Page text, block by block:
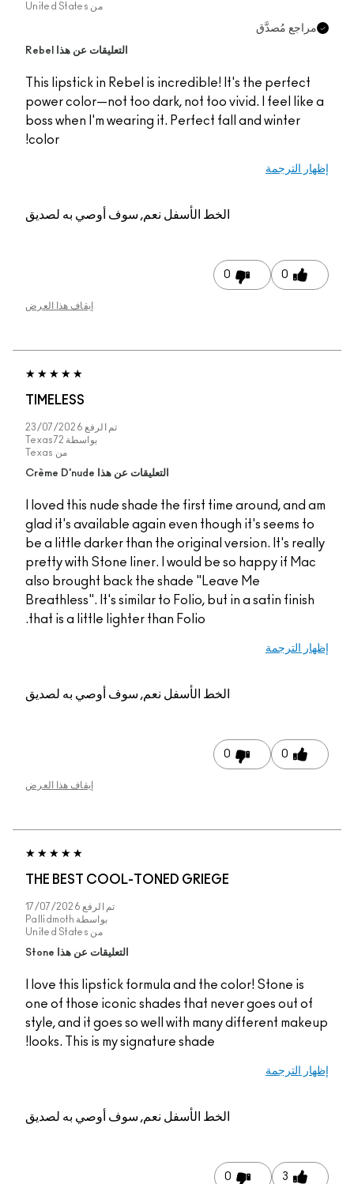
United States
مُصدَّق
التعليقات عن هذا Rebel
This lipstick in Rebel is incredible! It's the
power color—not too dark, not too vivid. I feel
boss when I'm wearing it. Perfect fall and winter
الترجمة
الخط الأسفلنعم, سوف أوصي به لصديق
0
إيقاف هذا العرض
TIMELESS
23/07/2026
Texas72
التعليقات عن هذا Crème D'nude
I loved this nude shade the first time around,
glad it's available again even though it's seems
be a little darker than the original version. It's
pretty with Stone liner. I would be so happy if
also brought back the shade "Leave Me
Breathless". It's similar to Folio, but in a satin
that is a little lighter than Folio.
الترجمة
الخط الأسفلنعم, سوف أوصي به لصديق
0
إيقاف هذا العرض
THE BEST COOL-TONED GRIEGE
17/07/2026
Pallidmoth
United States
التعليقات عن هذا Stone
I love this lipstick formula and the color! Stone is
one of those iconic shades that never goes out
style, and it goes so well with many different
looks. This is my signature shade!
الترجمة
الخط الأسفلنعم, سوف أوصي به لصديق
0